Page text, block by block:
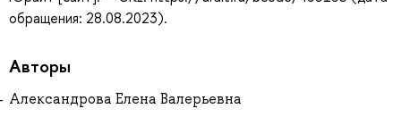
обращения: 28.08.2023).
Авторы
Александрова Елена Валерьевна